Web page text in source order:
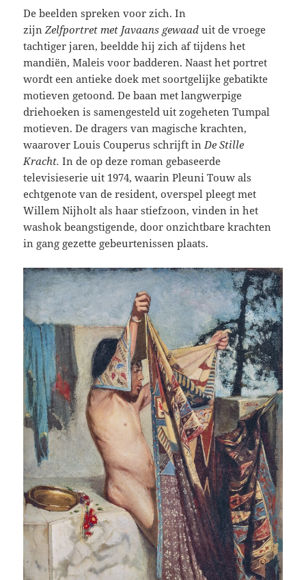
De beelden spreken voor zich. In
zijnZelfportret met Javaans gewaad uit de vroege
tachtiger jaren, beeldde hij zich af tijdens het
mandiën, Maleis voor badderen. Naast het portret
wordt een antieke doek met soortgelijke gebatikte
motieven getoond. De baan met langwerpige
driehoeken is samengesteld uit zogeheten Tumpal
motieven. De dragers van magische krachten,
waarover Louis Couperus schrijft inDe Stille
Kracht.In de op deze roman gebaseerde
televisieserie uit 1974, waarin Pleuni Touw als
echtgenote van de resident, overspel pleegt met
Willem Nijholt als haar stiefzoon, vinden in het
washok beangstigende, door onzichtbare krachten
in gang gezette gebeurtenissen plaats.